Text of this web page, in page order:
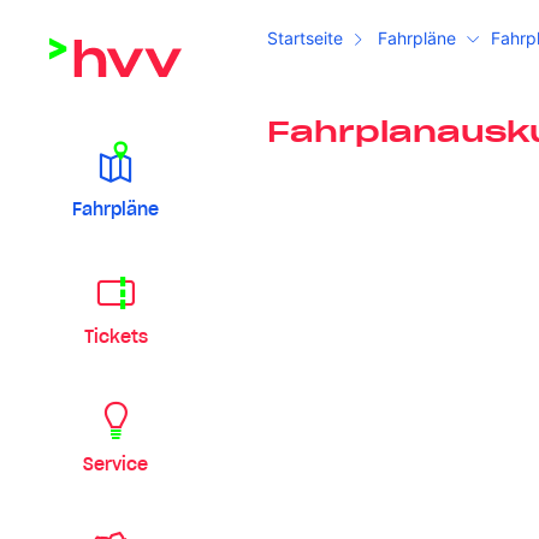
Startseite Fahrpläne
Fahrpläne
Tickets
Service